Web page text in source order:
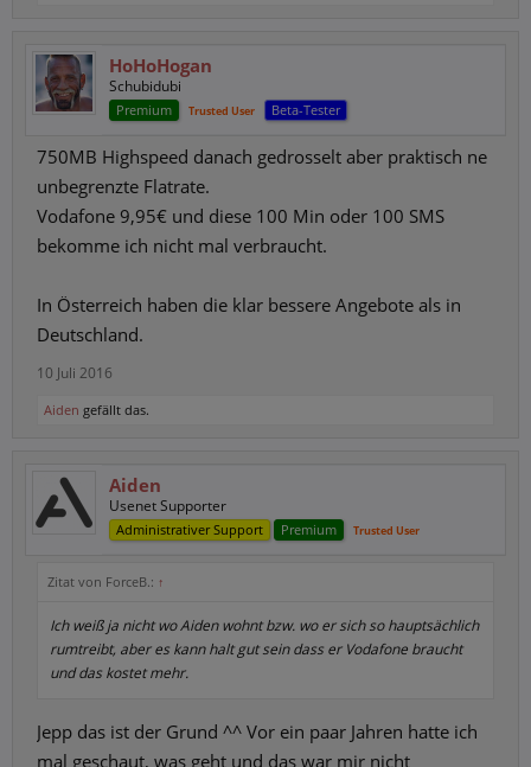
HoHoHogan
Schubidubi
Premium Trusted User Beta-Tester
750MB Highspeed danach gedrosselt aber praktisch ne
unbegrenzte Flatrate.
Vodafone 9,95€ und diese 100 Min oder 100 SMS
bekomme ich nicht mal verbraucht.
In Österreich haben die klar bessere Angebote als in
Deutschland.
10 Juli 2016
Aiden gefällt das.
Aiden
Usenet Supporter
Administrativer Support Premium Trusted User
Zitat von ForceB.: ↑
Ich weiß ja nicht wo Aiden wohnt bzw. wo er sich so hauptsächlich
rumtreibt, aber es kann halt gut sein dass er Vodafone braucht
und das kostet mehr.
Jepp das ist der Grund ^^ Vor ein paar Jahren hatte ich
mal geschaut, was geht und das war mir nicht